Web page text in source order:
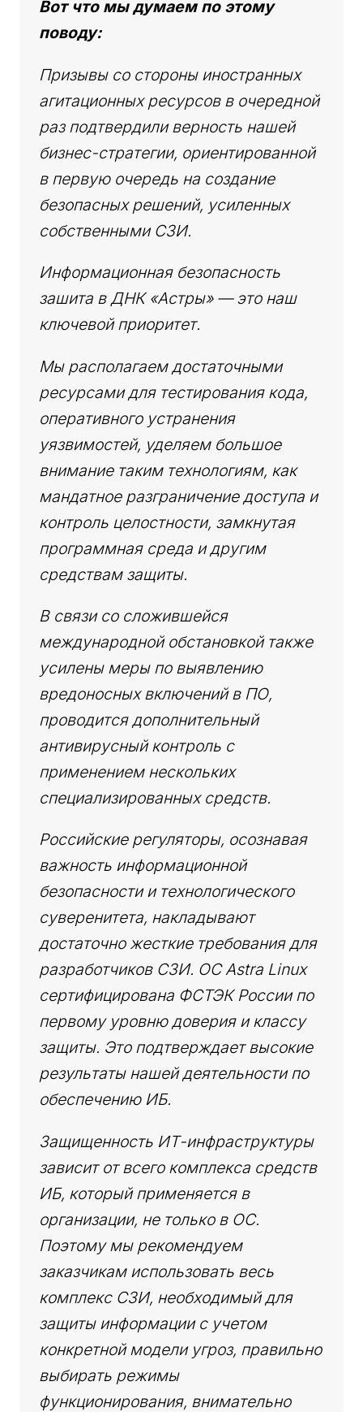
Вот что мы думаем по этому
поводу:
Призывы со стороны иностранных
агитационных ресурсов в очередной
раз подтвердили верность нашей
бизнес-стратегии, ориентированной
в первую очередь на создание
безопасных решений, усиленных
собственными СЗИ.
Информационная безопасность
зашита в ДНК «Астры» — это наш
ключевой приоритет.
Мы располагаем достаточными
ресурсами для тестирования кода,
оперативного устранения
уязвимостей, уделяем большое
внимание таким технологиям, как
мандатное разграничение доступа и
контроль целостности, замкнутая
программная среда и другим
средствам защиты.
В связи со сложившейся
международной обстановкой также
усилены меры по выявлению
вредоносных включений в ПО,
проводится дополнительный
антивирусный контроль с
применением нескольких
специализированных средств.
Российские регуляторы, осознавая
важность информационной
безопасности и технологического
суверенитета, накладывают
достаточно жесткие требования для
разработчиков СЗИ. ОС Astra Linux
сертифицирована ФСТЭК России по
первому уровню доверия и классу
защиты. Это подтверждает высокие
результаты нашей деятельности по
обеспечению ИБ.
Защищенность ИТ-инфраструктуры
зависит от всего комплекса средств
ИБ, который применяется в
организации, не только в ОС.
Поэтому мы рекомендуем
заказчикам использовать весь
комплекс СЗИ, необходимый для
защиты информации с учетом
конкретной модели угроз, правильно
выбирать режимы
функционирования, внимательно